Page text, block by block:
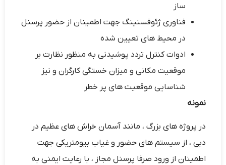
ساز
فناوری ژئوفسنینگ جهت اطمینان از حضور پرسنل
در محیط های تعیین شده
ادوات کنترل تردد پوشیدنی به منظور نظارت بر
موقعیت مکانی و میزان خستگی کارگران و نیز
شناسایی موقعیت های پر خطر
نمونه
در پروژه های بزرگ ، مانند آسمان خراش های عظیم در
دبی ، از سیستم های حضور و غیاب بیومتریکی جهت
اطمینان از ورود صرفا پرسنل مجاز ، با رعایت ایمنی به